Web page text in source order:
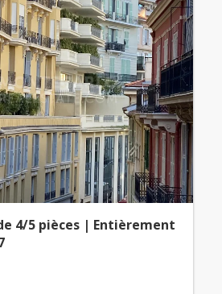
4/5 pièces | Entièrement